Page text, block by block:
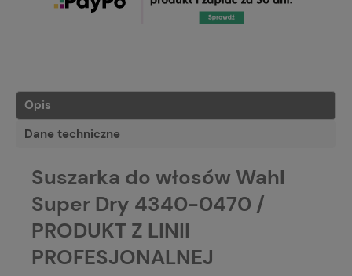
Opis
Dane techniczne
Suszarka do włosów Wahl
Super Dry 4340-0470 /
PRODUKT Z LINII
PROFESJONALNEJ